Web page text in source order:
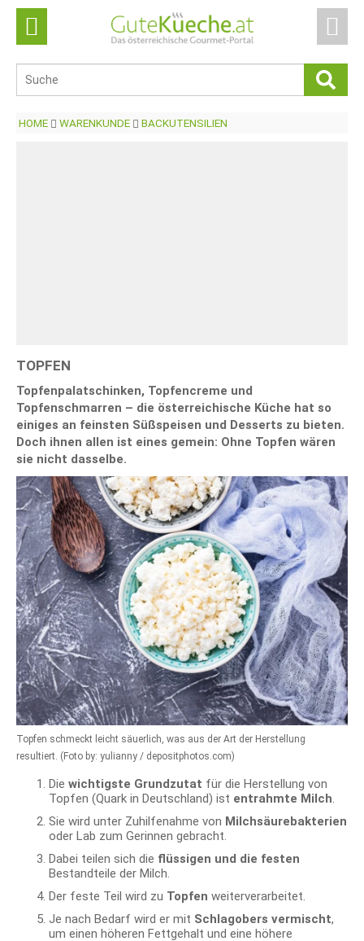
HOME WARENKUNDE BACKUTENSILIEN
TOPFEN
Topfenpalatschinken, Topfencreme und
Topfenschmarren – die österreichische Küche hat so
einiges an feinsten Süßspeisen und Desserts zu bieten.
Doch ihnen allen ist eines gemein: Ohne Topfen wären
sie nicht dasselbe.
Topfen schmeckt leicht säuerlich, was aus der Art der Herstellung
resultiert. (Foto by: yulianny / depositphotos.com)
Die wichtigste Grundzutat für die Herstellung von
Topfen (Quark in Deutschland) ist entrahmte Milch.
Sie wird unter Zuhilfenahme von Milchsäurebakterien
oder Lab zum Gerinnen gebracht.
Dabei teilen sich die flüssigen und die festen
Bestandteile der Milch.
Der feste Teil wird zu Topfen weiterverarbeitet.
Je nach Bedarf wird er mit Schlagobers vermischt,
um einen höheren Fettgehalt und eine höhere